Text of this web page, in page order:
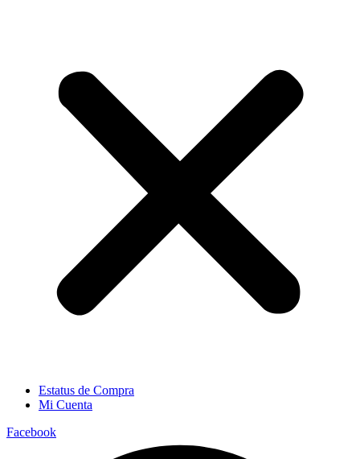
Estatus de Compra
Mi Cuenta
Facebook